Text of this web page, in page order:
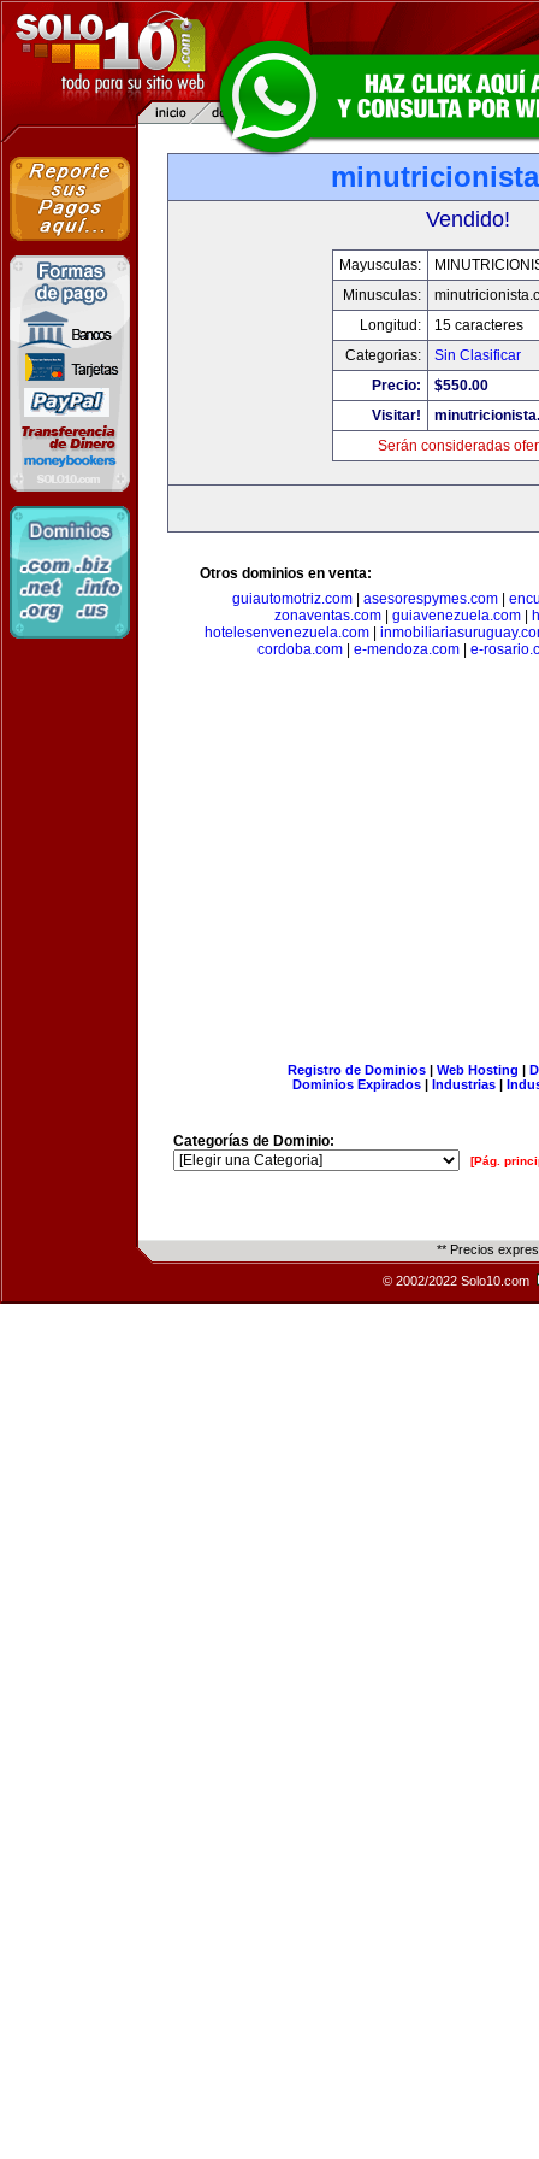
Vendido!
Mayusculas:
Minusculas:
Longitud:
15 caracteres
Categorias:
Sin Clasificar
Precio:
$550.00
Visitar!
Serán consideradas
Otros dominios en venta:
guiautomotriz.com
asesorespymes.com
zonaventas.com| guiavenezuela.com|
hotelesenvenezuela.com
cordoba.com| e-mendoza.com| e-
Registro de Dominios| Web Hosting |
Dominios Expirados | Industrias |
Categorías de Dominio:
[Pág.
** Precios
© 2002/2022 Solo10.com